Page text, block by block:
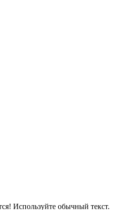
Используйте обычный текст.